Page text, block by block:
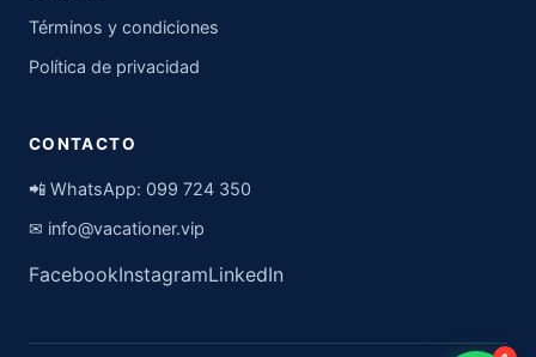
Términos y condiciones
Política de privacidad
CONTACTO
📲 WhatsApp: 099 724 350
✉ info@vacationer.vip
FacebookInstagramLinkedIn